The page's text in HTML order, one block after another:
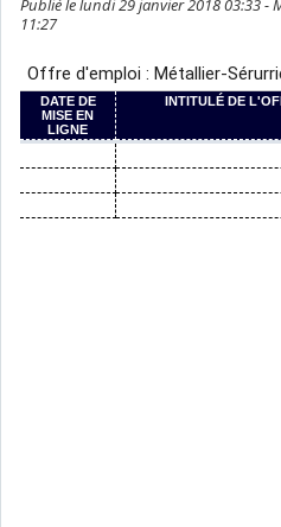
Publié le lundi 29 janvier 2018 03:33 -
11:27